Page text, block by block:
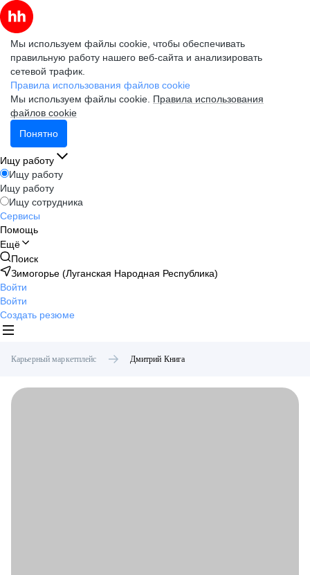
Мы используем файлы cookie, чтобы обеспечивать
правильную работу нашего веб-сайта и анализировать
сетевой трафик.
Правила использования файлов cookie
Мы используем файлы cookie. Правила использования
файлов cookie
Понятно
Ищу работу
Ищу работу
Ищу работу
Ищу сотрудника
Сервисы
Помощь
Ещё
Поиск
Зимогорье (Луганская Народная Республика)
Войти
Войти
Создать резюме
Карьерный маркетплейс Дмитрий Книга